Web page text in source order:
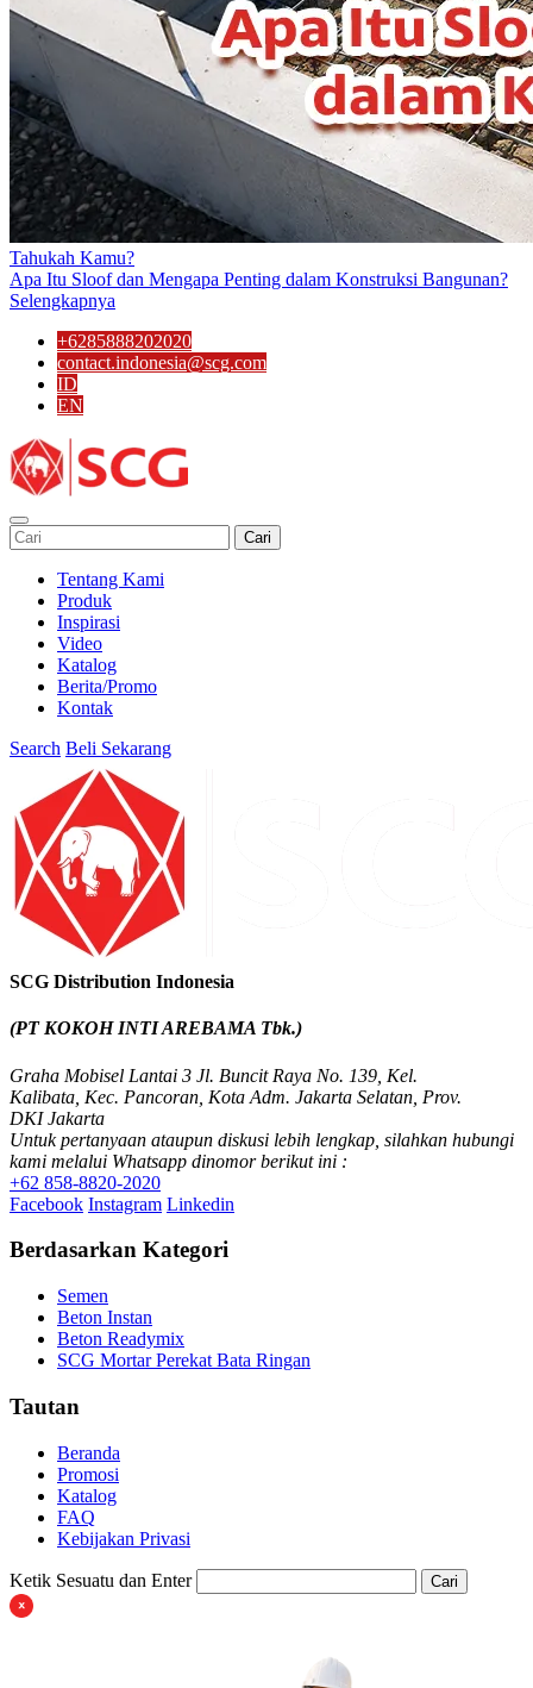
Tahukah Kamu?
Apa Itu Sloof dan Mengapa Penting dalam Konstruksi Bangunan?
Selengkapnya
+6285888202020
contact.indonesia@scg.com
ID
EN
Cari
Tentang Kami
Produk
Inspirasi
Video
Katalog
Berita/Promo
Kontak
Search Beli Sekarang
SCG Distribution Indonesia
(PT KOKOH INTI AREBAMA Tbk.)
Graha Mobisel Lantai 3 Jl. Buncit Raya No. 139, Kel.
Kalibata, Kec. Pancoran, Kota Adm. Jakarta Selatan, Prov.
DKI Jakarta
Untuk pertanyaan ataupun diskusi lebih lengkap, silahkan hubungi
kami melalui Whatsapp dinomor berikut ini :
+62 858-8820-2020
Facebook Instagram Linkedin
Berdasarkan Kategori
Semen
Beton Instan
Beton Readymix
SCG Mortar Perekat Bata Ringan
Tautan
Beranda
Promosi
Katalog
FAQ
Kebijakan Privasi
Ketik Sesuatu dan Enter Cari